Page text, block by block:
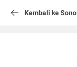
Kembali ke